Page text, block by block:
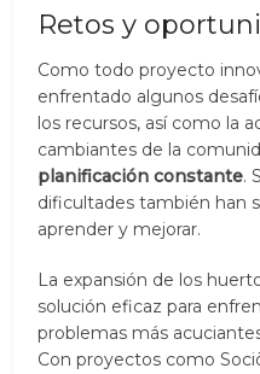
Retos y
Como todo proyecto
enfrentado algunos
los recursos, así como la
cambiantes de la
planificación constante.
dificultades también han
aprender y mejorar.
La expansión de los
solución eficaz para
problemas más
Con proyectos como